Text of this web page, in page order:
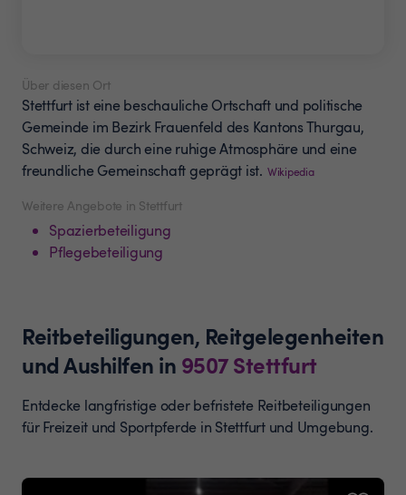
Weitere Angebote in Stettfurt
Spazierbeteiligung
Pflegebeteiligung
Über diesen Ort
Stettfurt ist eine beschauliche Ortschaft und politische
Gemeinde im Bezirk Frauenfeld des Kantons Thurgau,
Schweiz, die durch eine ruhige Atmosphäre und eine
freundliche Gemeinschaft geprägt ist. Wikipedia
Reitbeteiligungen, Reitgelegenheiten
und Aushilfen in 9507Stettfurt
Entdecke langfristige oder befristete Reitbeteiligungen
für Freizeit und Sportpferde in Stettfurt und Umgebung.